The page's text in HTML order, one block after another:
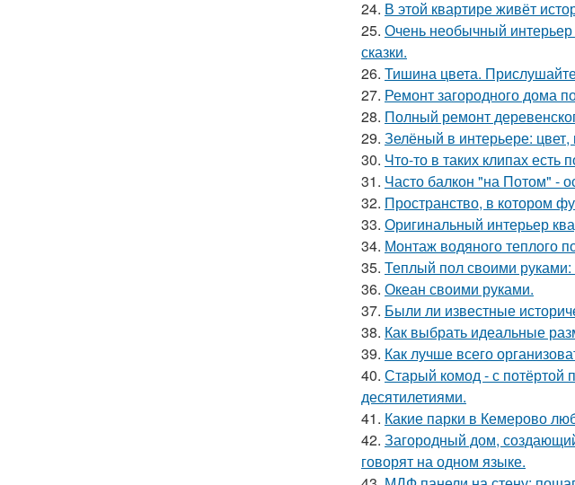
24. В этой квартире живёт
25. Очень необычный интерьер
сказки.
26. Тишина цвета.
27. Ремонт загородного дома
28. Полный ремонт
29. Зелёный в интерьере:
30. Что-то в таких клипах есть
31. Часто балкон "на Потом" -
32. Пространство, в котором
33. Оригинальный интерьер
34. Монтаж водяного теплого
35. Теплый пол своими руками:
36. Океан своими руками.
37. Были ли известные
38. Как выбрать идеальные
39. Как лучше всего
40. Старый комод - с потёртой
десятилетиями.
41. Какие парки в Кемерово
42. Загородный дом,
говорят на одном языке.